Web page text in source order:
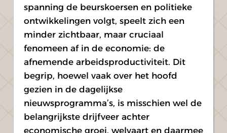
spanning de beurskoersen en politieke
ontwikkelingen volgt, speelt zich een
minder zichtbaar, maar cruciaal
fenomeen af in de economie: de
afnemende arbeidsproductiviteit. Dit
begrip, hoewel vaak over het hoofd
gezien in de dagelijkse
nieuwsprogramma’s, is misschien wel de
belangrijkste drijfveer achter
economische groei, welvaart en daarmee